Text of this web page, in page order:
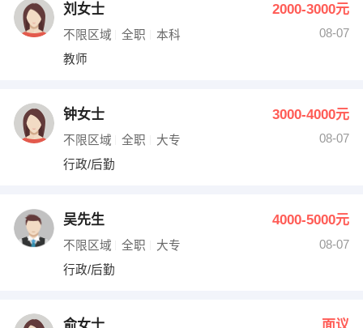
其他职位
刘女士 2000-3000元
不限区域 全职 本科
08-07
教师
钟女士 3000-4000元
不限区域 全职 大专
08-07
行政/后勤
吴先生 4000-5000元
不限区域 全职 大专
08-07
行政/后勤